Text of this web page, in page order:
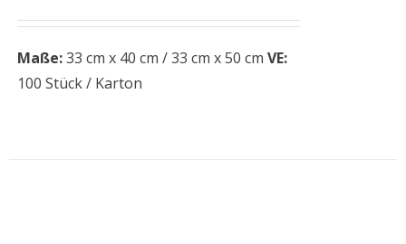
Maße:33 cm x 40 cm / 33 cm x 50 cm VE:
100 Stück / Karton